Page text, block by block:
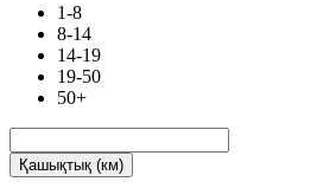
1-8
8-14
14-19
19-50
50+
Қашықтық (км)